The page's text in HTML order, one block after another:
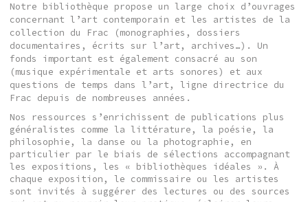
Notre bibliothèque propose un large choix d’ouvrages
concernant l’art contemporain et les artistes de la
collection du Frac (monographies, dossiers
documentaires, écrits sur l’art, archives…). Un
fonds important est également consacré au son
(musique expérimentale et arts sonores) et aux
questions de temps dans l’art, ligne directrice du
Frac depuis de nombreuses années.
Nos ressources s’enrichissent de publications plus
généralistes comme la littérature, la poésie, la
philosophie, la danse ou la photographie, en
particulier par le biais de sélections accompagnant
les expositions, les « bibliothèques idéales ». À
chaque exposition, le commissaire ou les artistes
sont invités à suggérer des lectures ou des sources